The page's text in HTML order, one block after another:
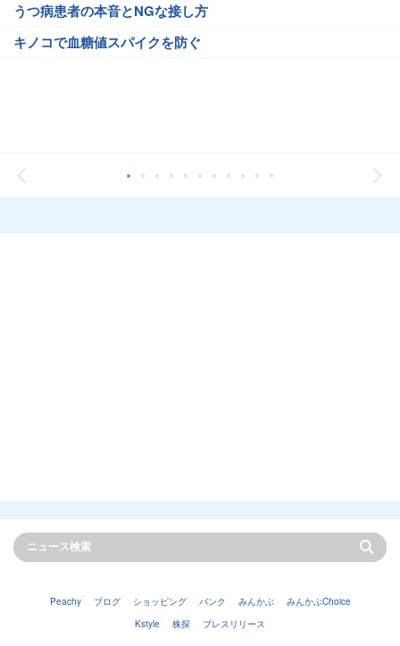
うつ病患者の本音とNGな接し方
キノコで血糖値スパイクを防ぐ
Peachy ブログ ショッピング バンク みんかぶ
みんかぶChoice
Kstyle
株探 プレスリリース